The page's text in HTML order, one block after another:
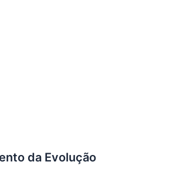
da Evolução